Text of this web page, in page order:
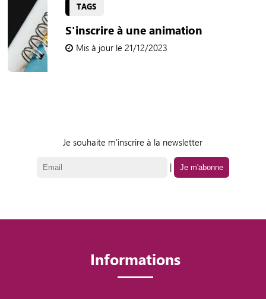
TAGS
S'inscrire à une animation
Mis à jour le 21/12/2023
Je souhaite m'inscrire à la newsletter
|
Informations